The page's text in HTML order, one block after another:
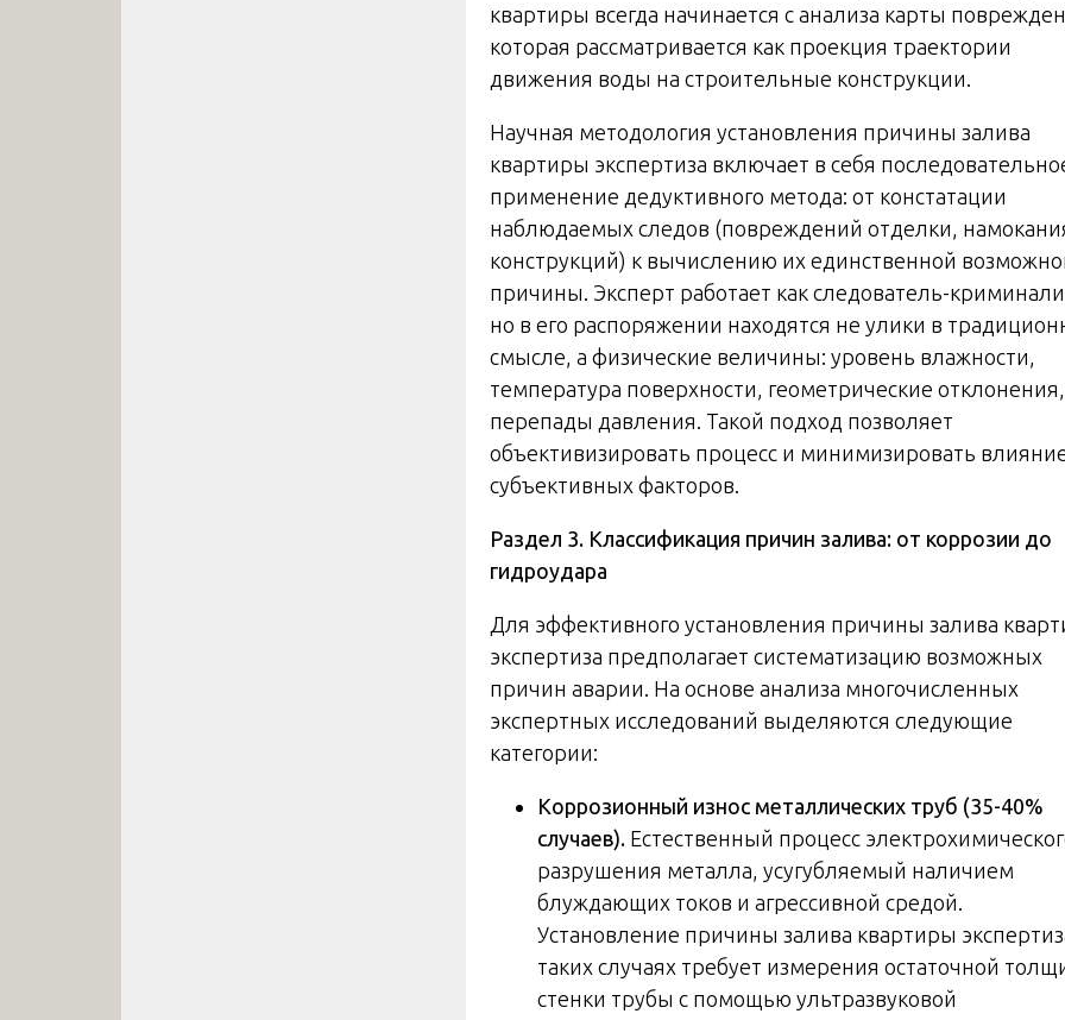
квартиры всегда начинается с анализа карты
которая рассматривается как проекция траектории
движения воды на строительные конструкции.
Научная методология установления причины залива
квартиры экспертиза включает в себя
применение дедуктивного метода: от констатации
наблюдаемых следов (повреждений отделки,
конструкций) к вычислению их единственной
причины. Эксперт работает как следователь-
но в его распоряжении находятся не улики в
смысле, а физические величины: уровень влажности,
температура поверхности, геометрические отклонения,
перепады давления. Такой подход позволяет
объективизировать процесс и минимизировать
субъективных факторов.
Раздел 3. Классификация причин залива: от коррозии до
гидроудара
Для эффективного установления причины залива
экспертиза предполагает систематизацию возможных
причин аварии. На основе анализа многочисленных
экспертных исследований выделяются следующие
категории:
Коррозионный износ металлических труб (35-40%
случаев). Естественный процесс
разрушения металла, усугубляемый наличием
блуждающих токов и агрессивной средой.
Установление причины залива квартиры
таких случаях требует измерения остаточной
стенки трубы с помощью ультразвуковой